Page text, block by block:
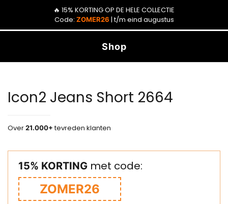
0
Shop
Icon2 Jeans Short 2664
Over21.000+tevreden klanten
15% KORTING met code:
ZOMER26
🔥 15% KORTING OP DE HELE COLLECTIE
Code: ZOMER26 | t/m eind augustus